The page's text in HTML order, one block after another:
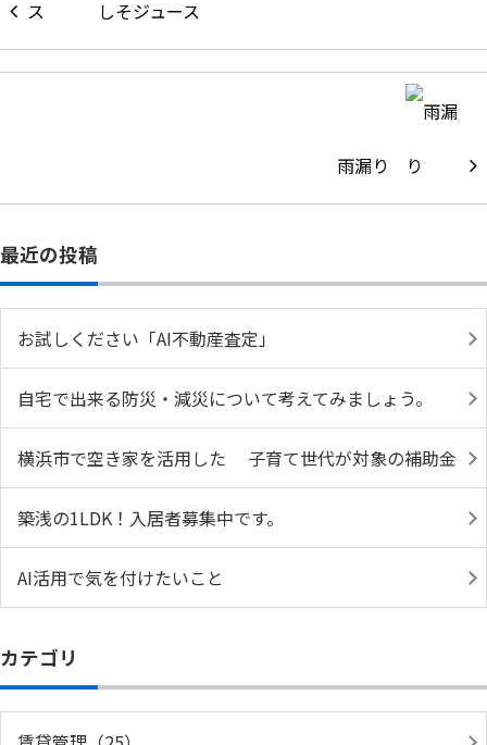
しそジュース
雨漏り
最近の投稿
お試しください「AI不動産査定」
自宅で出来る防災・減災について考えてみましょう。
横浜市で空き家を活用した 子育て世代が対象の補助金
築浅の1LDK！入居者募集中です。
AI活用で気を付けたいこと
カテゴリ